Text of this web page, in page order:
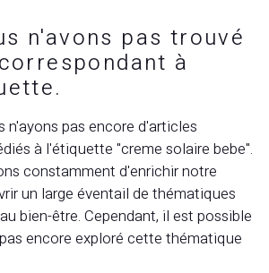
n'avons pas trouvé
à
n'ayons pas encore d'articles
à l'étiquette "creme solaire bebe".
constamment d'enrichir notre
un large éventail de thématiques
bien-être. Cependant, il est possible
encore exploré cette thématique